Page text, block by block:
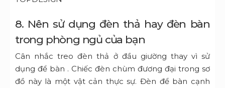
8. Nên sử dụng đèn thả hay đèn bàn
trong phòng ngủ của bạn
Cân nhắc treo đèn thả ở đầu giường thay vì sử
dụng để bàn . Chiếc đèn chùm đương đại trong sơ
đồ này là một vật cản thực sự.Đèn để bàn cạnh